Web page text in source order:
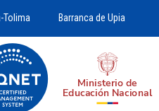
Tolima Barranca de Upia